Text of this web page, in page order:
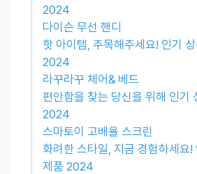
2024
다이슨 무선 핸디
핫 아이템, 주목해주세요! 인기
2024
라꾸라꾸 체어& 베드
편안함을 찾는 당신을 위해 인기
2024
스마토이 고배율 스크린
화려한 스타일, 지금 경험하세요!
제품 2024